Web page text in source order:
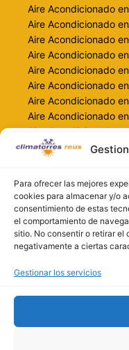
Para ofrecer las mejores
cookies para almacenar y/o
consentimiento de estas
el comportamiento de
sitio. No consentir o retirar
negativamente a ciertas
Gestionar los servicios
Aire Acondicionado
Aire Acondicionado
Aire Acondicionado
Aire Acondicionado
Aire Acondicionado
Aire Acondicionado
Aire Acondicionado
Aire Acondicionado
Aire Acondicionado
Contacto
697 259 478
616 551 690